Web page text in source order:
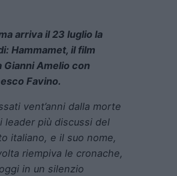
arriva il 23 luglio la
Hammamet, il film
Gianni Amelio con
Favino.
vent’anni dalla morte
leader più discussi del
italiano, e il suo nome,
riempiva le cronache,
in un silenzio